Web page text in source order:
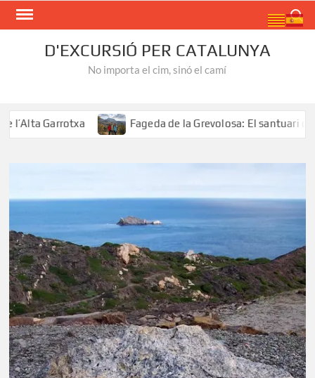
Skip
D'EXCURSIÓ PER CATALUNYA
No importa el cim, sinó el camí
Garrotxa Fageda de la Grevolosa: El santuari dels